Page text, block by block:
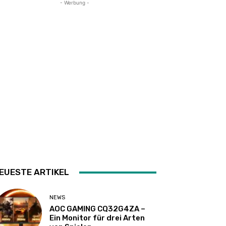
- Werbung -
ARTIKEL
NEWS
AOC GAMING CQ32G4ZA –
Ein Monitor für drei Arten